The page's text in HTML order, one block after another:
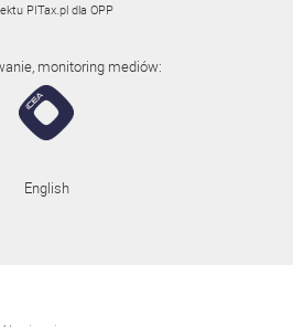
PITax.pl dla OPP
monitoring mediów:
English